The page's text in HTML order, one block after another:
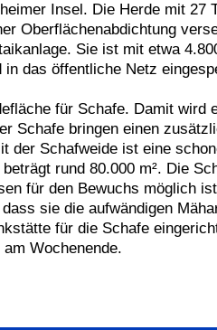
Insel. Die Herde mit 27
Oberflächenabdichtung
Sie ist mit etwa
das öffentliche Netz
für Schafe. Damit wird
Schafe bringen einen
der Schafweide ist eine
rund 80.000 m². Die
für den Bewuchs möglich
sie die aufwändigen
für die Schafe
Wochenende.